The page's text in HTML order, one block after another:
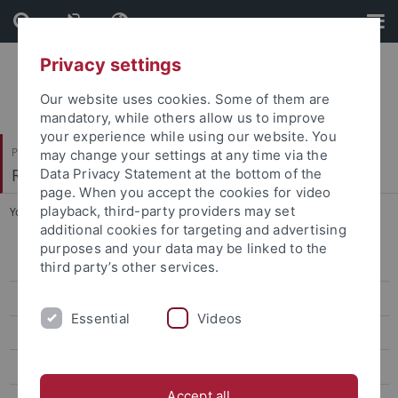
Skip
to
content
Skip
to
footer
Philosophische Fakultät
Romanisches Seminar
You are here: Startseite ... Studiengänge
B.Ed.
Privacy settings
Our website uses cookies. Some of them are
mandatory, while others allow us to improve
your experience while using our website. You
may change your settings at any time via the
Data Privacy Statement at the bottom of the
page. When you accept the cookies for video
playback, third-party providers may set
additional cookies for targeting and advertising
purposes and your data may be linked to the
third party’s other services.
Essential Videos